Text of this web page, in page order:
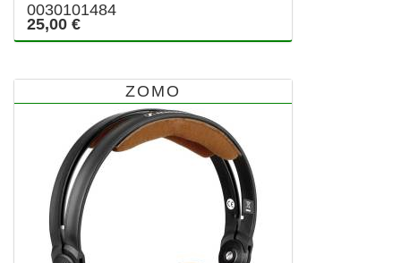
0030101484
25,00 €
ZOMO